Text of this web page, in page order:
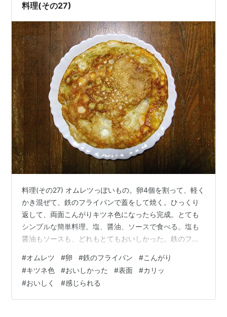
料理(その27)
料理(その27) オムレツっぽいもの。卵4個を割って、軽く
かき混ぜて、鉄のフライパンで蓋をして焼く。ひっくり
返して、両面こんがりキツネ色になったら完成。とても
シンプルな簡単料理。塩、醤油、ソースで食べる。塩も
醤油もソースも、どれもとてもおいしかった。鉄のフラ
通常よりも、よりおいしく感じられる気がする。
#オムレツ #卵 #鉄のフライパン #こんがり
#キツネ色 #おいしかった #表面 #カリッ
#おいしく #感じられる